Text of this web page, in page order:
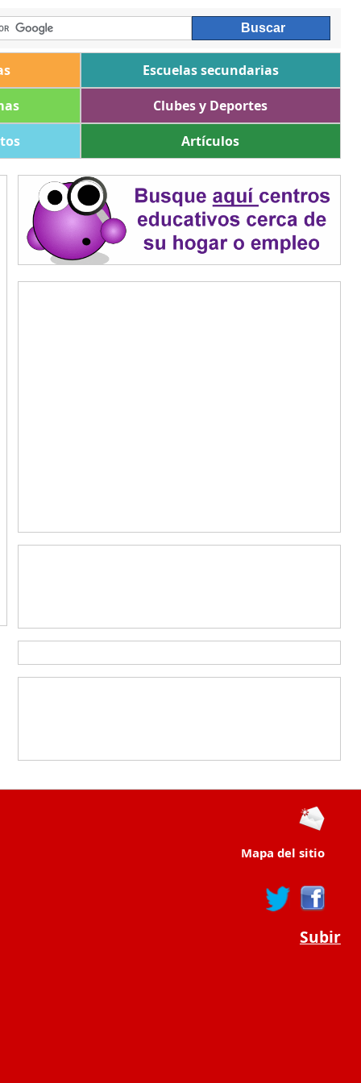
Escuelas secundarias
Clubes y Deportes
Artículos
Mapa del sitio
Subir